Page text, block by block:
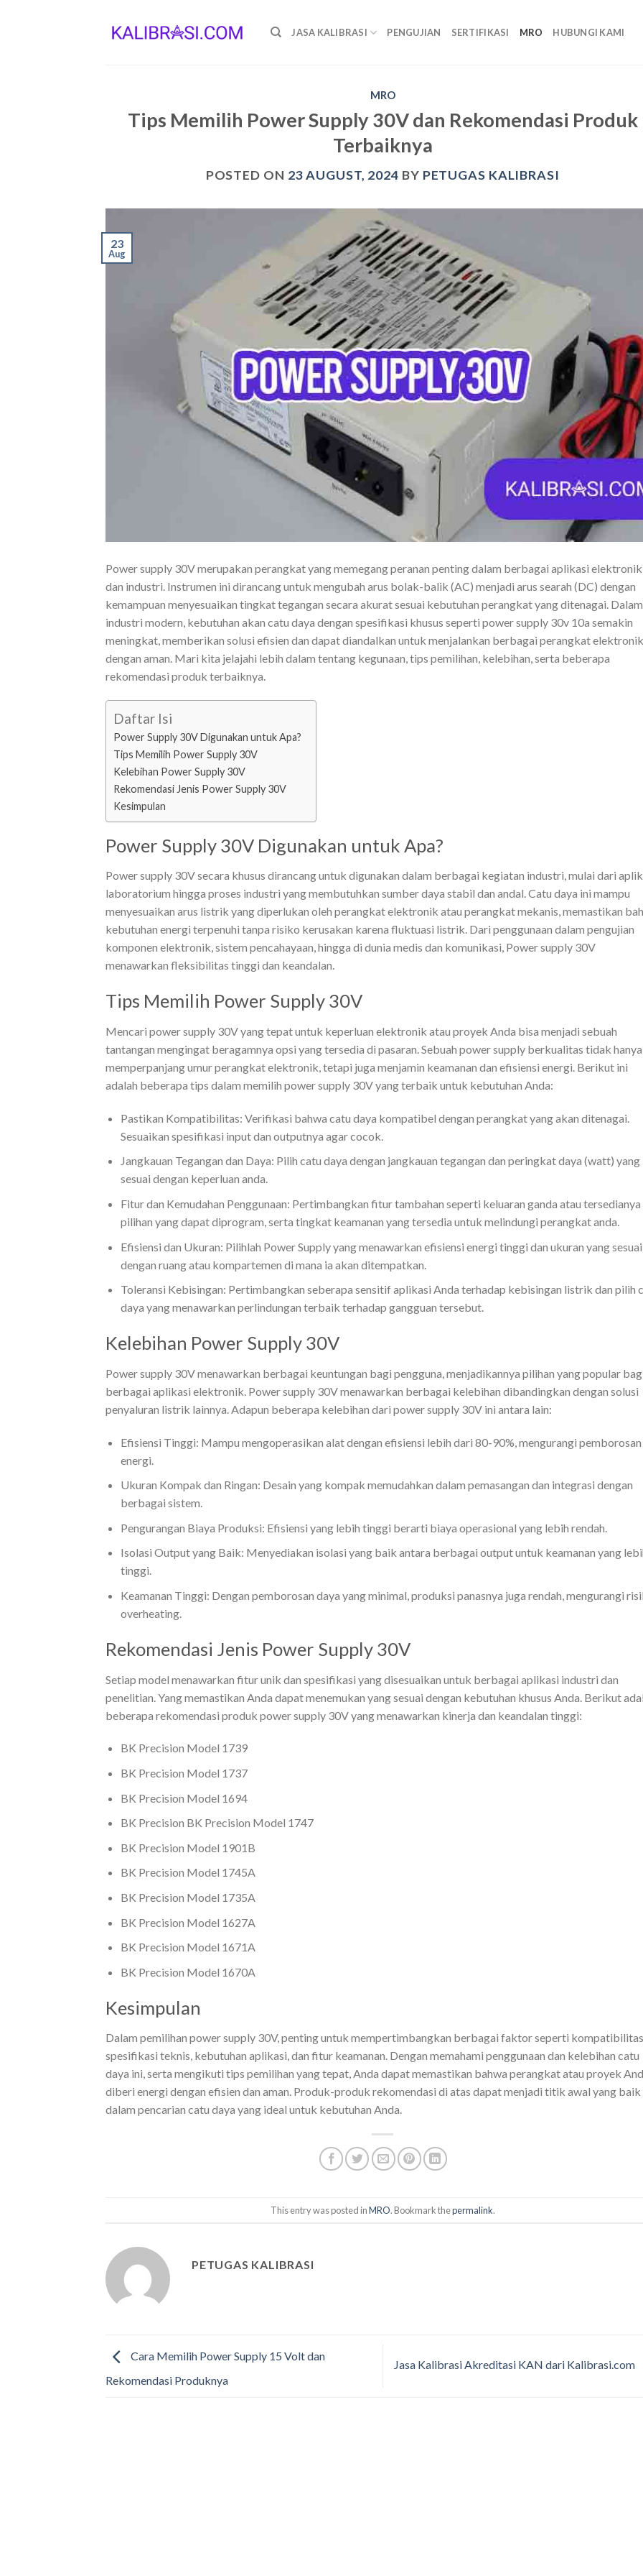
JASA KALIBRASI PENGUJIAN SERTIFIKASI MRO HUBUNGI KAMI
MRO
Tips Memilih Power Supply 30V dan Rekomendasi Produk
Terbaiknya
POSTED ON 23 AUGUST, 2024 BY PETUGAS KALIBRASI
23
Aug
Power supply 30V merupakan perangkat yang memegang peranan penting dalam berbagai aplikasi elektronik
dan industri. Instrumen ini dirancang untuk mengubah arus bolak-balik (AC) menjadi arus searah (DC) dengan
kemampuan menyesuaikan tingkat tegangan secara akurat sesuai kebutuhan perangkat yang ditenagai. Dalam
industri modern, kebutuhan akan catu daya dengan spesifikasi khusus seperti power supply 30v 10a semakin
meningkat, memberikan solusi efisien dan dapat diandalkan untuk menjalankan berbagai perangkat elektronik
dengan aman. Mari kita jelajahi lebih dalam tentang kegunaan, tips pemilihan, kelebihan, serta beberapa
rekomendasi produk terbaiknya.
Daftar Isi
Power Supply 30V Digunakan untuk Apa?
Tips Memilih Power Supply 30V
Kelebihan Power Supply 30V
Rekomendasi Jenis Power Supply 30V
Kesimpulan
Power Supply 30V Digunakan untuk Apa?
Power supply 30V secara khusus dirancang untuk digunakan dalam berbagai kegiatan industri, mulai dari
laboratorium hingga proses industri yang membutuhkan sumber daya stabil dan andal. Catu daya ini mampu
menyesuaikan arus listrik yang diperlukan oleh perangkat elektronik atau perangkat mekanis, memastikan
kebutuhan energi terpenuhi tanpa risiko kerusakan karena fluktuasi listrik. Dari penggunaan dalam pengujian
komponen elektronik, sistem pencahayaan, hingga di dunia medis dan komunikasi, Power supply 30V
menawarkan fleksibilitas tinggi dan keandalan.
Tips Memilih Power Supply 30V
Mencari power supply 30V yang tepat untuk keperluan elektronik atau proyek Anda bisa menjadi sebuah
tantangan mengingat beragamnya opsi yang tersedia di pasaran. Sebuah power supply berkualitas tidak hanya
memperpanjang umur perangkat elektronik, tetapi juga menjamin keamanan dan efisiensi energi. Berikut ini
adalah beberapa tips dalam memilih power supply 30V yang terbaik untuk kebutuhan Anda:
Pastikan Kompatibilitas: Verifikasi bahwa catu daya kompatibel dengan perangkat yang akan ditenagai.
Sesuaikan spesifikasi input dan outputnya agar cocok.
Jangkauan Tegangan dan Daya: Pilih catu daya dengan jangkauan tegangan dan peringkat daya (watt) yang
sesuai dengan keperluan anda.
Fitur dan Kemudahan Penggunaan: Pertimbangkan fitur tambahan seperti keluaran ganda atau tersedianya
pilihan yang dapat diprogram, serta tingkat keamanan yang tersedia untuk melindungi perangkat anda.
Efisiensi dan Ukuran: Pilihlah Power Supply yang menawarkan efisiensi energi tinggi dan ukuran yang sesuai
dengan ruang atau kompartemen di mana ia akan ditempatkan.
Toleransi Kebisingan: Pertimbangkan seberapa sensitif aplikasi Anda terhadap kebisingan listrik dan pilih
daya yang menawarkan perlindungan terbaik terhadap gangguan tersebut.
Kelebihan Power Supply 30V
Power supply 30V menawarkan berbagai keuntungan bagi pengguna, menjadikannya pilihan yang popular
berbagai aplikasi elektronik. Power supply 30V menawarkan berbagai kelebihan dibandingkan dengan solusi
penyaluran listrik lainnya. Adapun beberapa kelebihan dari power supply 30V ini antara lain:
Efisiensi Tinggi: Mampu mengoperasikan alat dengan efisiensi lebih dari 80-90%, mengurangi pemborosan
energi.
Ukuran Kompak dan Ringan: Desain yang kompak memudahkan dalam pemasangan dan integrasi dengan
berbagai sistem.
Pengurangan Biaya Produksi: Efisiensi yang lebih tinggi berarti biaya operasional yang lebih rendah.
Isolasi Output yang Baik: Menyediakan isolasi yang baik antara berbagai output untuk keamanan yang
tinggi.
Keamanan Tinggi: Dengan pemborosan daya yang minimal, produksi panasnya juga rendah, mengurangi
overheating.
Rekomendasi Jenis Power Supply 30V
Setiap model menawarkan fitur unik dan spesifikasi yang disesuaikan untuk berbagai aplikasi industri dan
penelitian. Yang memastikan Anda dapat menemukan yang sesuai dengan kebutuhan khusus Anda. Berikut
beberapa rekomendasi produk power supply 30V yang menawarkan kinerja dan keandalan tinggi:
BK Precision Model 1739
BK Precision Model 1737
BK Precision Model 1694
BK Precision BK Precision Model 1747
BK Precision Model 1901B
BK Precision Model 1745A
BK Precision Model 1735A
BK Precision Model 1627A
BK Precision Model 1671A
BK Precision Model 1670A
Kesimpulan
Dalam pemilihan power supply 30V, penting untuk mempertimbangkan berbagai faktor seperti
spesifikasi teknis, kebutuhan aplikasi, dan fitur keamanan. Dengan memahami penggunaan dan kelebihan catu
daya ini, serta mengikuti tips pemilihan yang tepat, Anda dapat memastikan bahwa perangkat atau proyek
diberi energi dengan efisien dan aman. Produk-produk rekomendasi di atas dapat menjadi titik awal yang baik
dalam pencarian catu daya yang ideal untuk kebutuhan Anda.
This entry was posted inMRO. Bookmark thepermalink.
PETUGAS KALIBRASI
Cara Memilih Power Supply 15 Volt dan
Rekomendasi Produknya
Jasa Kalibrasi Akreditasi KAN dari Kalibrasi.com